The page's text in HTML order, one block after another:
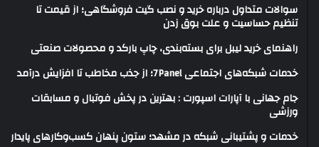
سوالات متداول درباره خرید و نصب گیت فروشگاهی؛ از قیمت تا
تنظیم حساسیت و علت بوق زدن
راهنمای خرید لیبل برای بسته‌بندی، چاپ بارکد و محصولات صنعتی
خدمات شبکه‌های اجتماعی 7Panel؛ از جذب مخاطب تا افزایش درآمد
جام جهانی با آپارات اسپورت : بهترین در پخش فوتبال و مسابقات
ورزشی
خدمات و پشتیبانی شبکه در مشهد؛ ستون پنهان کسب‌وکارهای پایدار